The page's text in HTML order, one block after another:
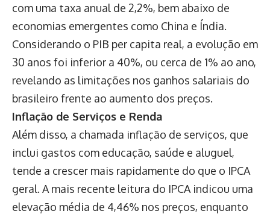
com uma taxa anual de 2,2%, bem abaixo de
economias emergentes como China e Índia.
Considerando o PIB per capita real, a evolução em
30 anos foi inferior a 40%, ou cerca de 1% ao ano,
revelando as limitações nos ganhos salariais do
brasileiro frente ao aumento dos preços.
Inflação de Serviços e Renda
Além disso, a chamada inflação de serviços, que
inclui gastos com educação, saúde e aluguel,
tende a crescer mais rapidamente do que o IPCA
geral. A mais recente leitura do IPCA indicou uma
elevação média de 4,46% nos preços, enquanto